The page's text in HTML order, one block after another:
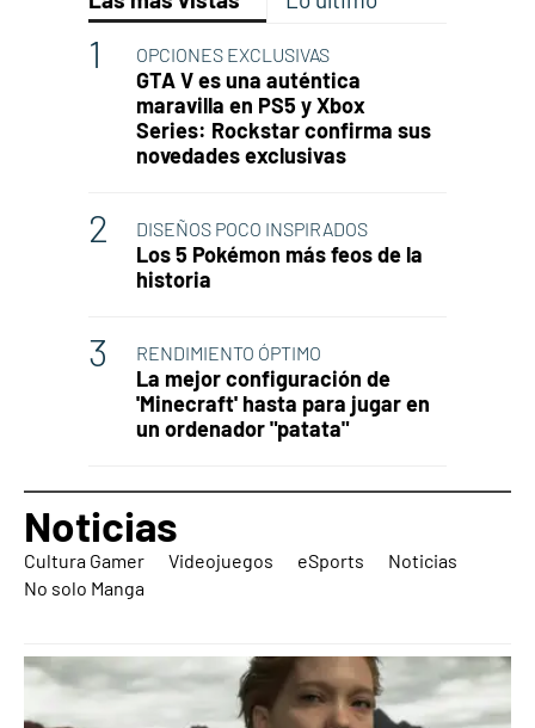
OPCIONES EXCLUSIVAS
GTA V es una auténtica
maravilla en PS5 y Xbox
Series: Rockstar confirma sus
novedades exclusivas
DISEÑOS POCO INSPIRADOS
Los 5 Pokémon más feos de la
historia
RENDIMIENTO ÓPTIMO
La mejor configuración de
'Minecraft' hasta para jugar en
un ordenador "patata"
Noticias
Cultura Gamer Videojuegos eSports
Noticias
No solo Manga